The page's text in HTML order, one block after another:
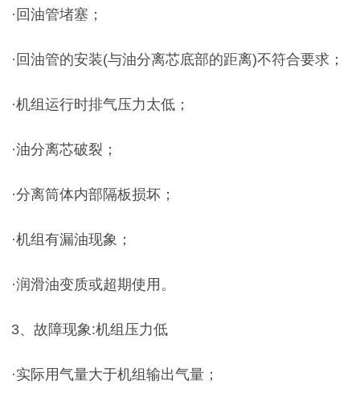
·回油管堵塞；
·回油管的安装(与油分离芯底部的距离)不符合要求；
·机组运行时排气压力太低；
·油分离芯破裂；
·分离筒体内部隔板损坏；
·机组有漏油现象；
·润滑油变质或超期使用。
3、故障现象:机组压力低
·实际用气量大于机组输出气量；